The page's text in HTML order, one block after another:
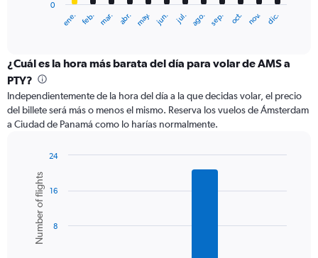
categories.
Range:
categories.
The
chart
axis
displaying
values.
Range:
ene. feb. mar. abr. may. jun. jul. ago. sep. oct. nov. dic.
0
¿Cuál es la hora más barata del día para volar de AMS a
PTY?
Independientemente de la hora del día a la que decidas volar, el precio
del billete será más o menos el mismo. Reserva los vuelos de Ámsterdam
a Ciudad de Panamá como lo harías normalmente.
chart
with
bars.
The
Chart
graphic.
Number of flights 8
16
24